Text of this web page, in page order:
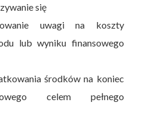
się
uwagi na koszty
lub wyniku finansowego
środków na koniec
celem pełnego